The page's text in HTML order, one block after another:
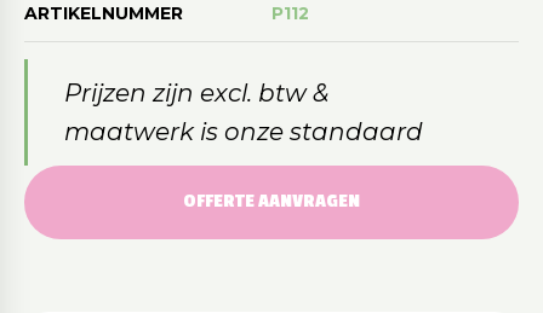
ARTIKELNUMMER P112
Prijzen zijn excl. btw &
maatwerk is onze standaard
OFFERTE AANVRAGEN